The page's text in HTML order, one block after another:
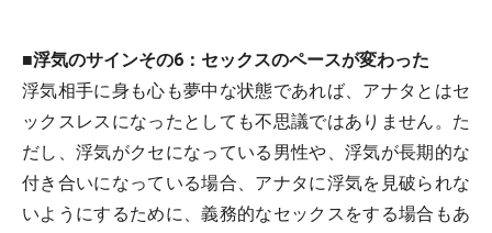
■浮気のサインその6：セックスのペースが変わった
浮気相手に身も心も夢中な状態であれば、アナタとはセ
ックスレスになったとしても不思議ではありません。た
だし、浮気がクセになっている男性や、浮気が長期的な
付き合いになっている場合、アナタに浮気を見破られな
いようにするために、義務的なセックスをする場合もあ